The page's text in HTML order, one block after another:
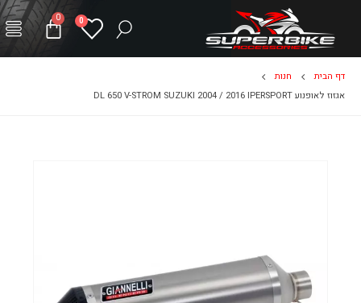
0
0
דף הבית
חנות
אגזוז לאופנוע DL 650 V-STROM SUZUKI 2004 / 2016 IPERSPORT